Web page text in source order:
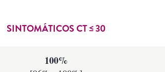
SINTOMÁTICOS CT ≤ 30
100%